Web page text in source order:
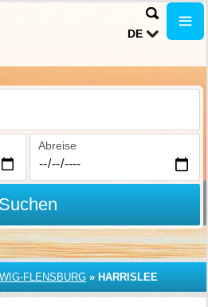
DE
Abreise
Suchen
FLENSBURG » HARRISLEE